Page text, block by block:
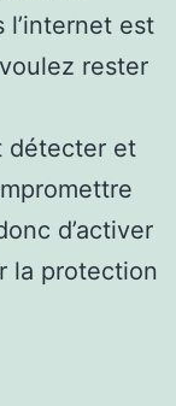
l’internet est
rester
détecter et
d’activer
la protection